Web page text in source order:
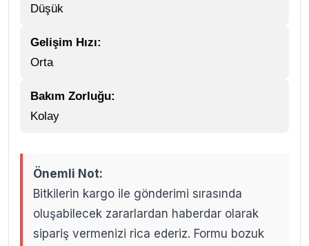
Düşük
Gelişim Hızı:
Orta
Bakım Zorluğu:
Kolay
Önemli Not:
Bitkilerin kargo ile gönderimi sırasında
oluşabilecek zararlardan haberdar olarak
sipariş vermenizi rica ederiz. Formu bozuk